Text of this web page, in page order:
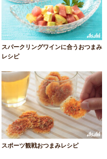
スパークリングワインに合うおつまみ
レシピ
スポーツ観戦おつまみレシピ